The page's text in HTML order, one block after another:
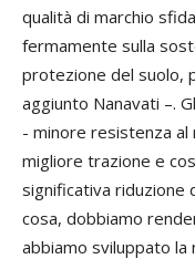
qualità di marchio
fermamente sulla
protezione del suolo,
aggiunto Nanavati –.
- minore resistenza
migliore trazione e
significativa riduzione
cosa, dobbiamo
abbiamo sviluppato